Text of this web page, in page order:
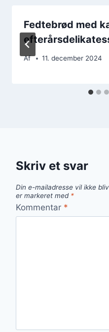
Fedtebrød med
Af 11. december 2024
Skriv et svar
Din e-mailadresse vil ikke
er markeret med *
Kommentar *